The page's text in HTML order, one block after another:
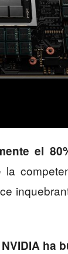
el
NVIDIA ha